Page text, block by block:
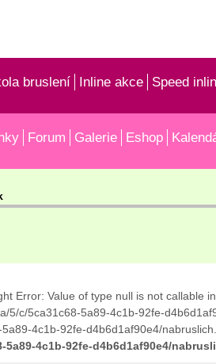
bruslení Inline akce Speed
Forum Galerie Eshop
Error: Value of type null is not callable
5/c/5ca31c68-5a89-4c1b-92fe-
4c1b-92fe-d4b6d1af90e4/
5a89-4c1b-92fe-d4b6d1af90e4/